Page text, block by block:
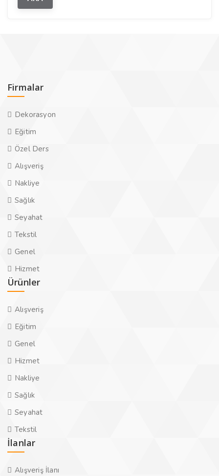
Firmalar
Dekorasyon
Eğitim
Özel Ders
Alışveriş
Nakliye
Sağlık
Seyahat
Tekstil
Genel
Hizmet
Ürünler
Alışveriş
Eğitim
Genel
Hizmet
Nakliye
Sağlık
Seyahat
Tekstil
İlanlar
Alışveriş İlanı